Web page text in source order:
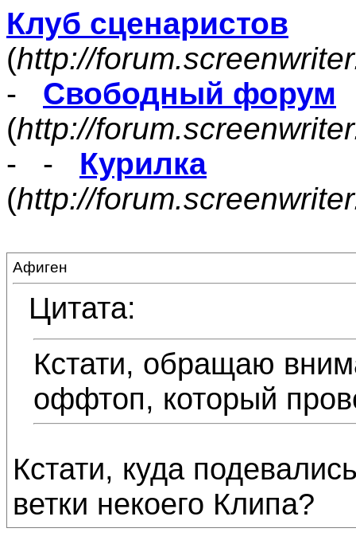
Клуб сценаристов
(http://
- Свободный форум
(http://
- - Курилка
(http://
Афиген
Цитата:
Кстати, обращаю
оффтоп, который
Кстати, куда
ветки некоего Клипа?